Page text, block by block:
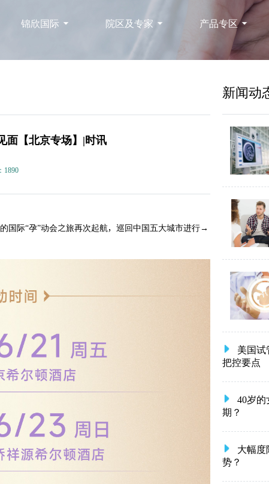
锦欣国际 院区及专家 产品专区
面【北京专场】|时讯
1890
国际“孕”动会之旅再次起航，巡回中国五大城市进行→
新闻动
美国试
把控要点
40岁的
期？
大幅度
势？